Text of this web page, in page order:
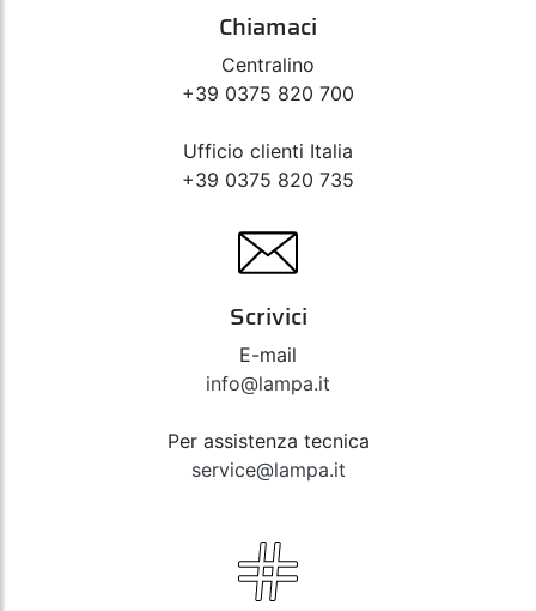
Chiamaci
Centralino
+39 0375 820 700
Ufficio clienti Italia
+39 0375 820 735
Scrivici
E-mail
info@lampa.it
Per assistenza tecnica
service@lampa.it